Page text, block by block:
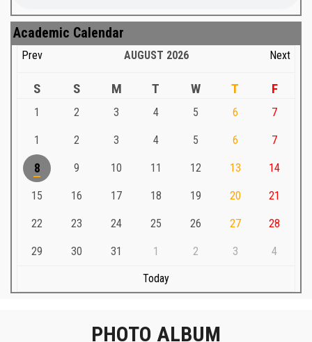
Academic Calendar
Prev AUGUST 2026 Next
S S M T W T F
1 2 3 4 5 6 7
1 2 3 4 5 6 7
8 9 10 11 12 13 14
15 16 17 18 19 20 21
22 23 24 25 26 27 28
29 30 31 1 2 3 4
Today
PHOTO ALBUM